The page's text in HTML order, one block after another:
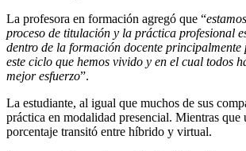
La profesora en formación agregó que “
proceso de titulación y la práctica profesional
dentro de la formación docente
este ciclo que hemos vivido y en el cual todos
mejor esfuerzo”.
La estudiante, al igual que muchos de sus
práctica en modalidad presencial. Mientras que
porcentaje transitó entre híbrido y virtual.